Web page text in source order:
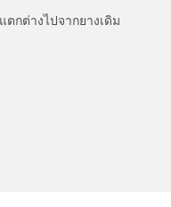
กต่างไปจากยางเดิม